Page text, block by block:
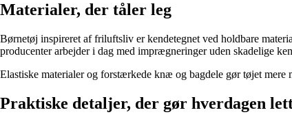
Materialer, der tåler leg
Børnetøj inspireret af friluftsliv er kendetegnet ved holdbare
producenter arbejder i dag med imprægneringer uden skadelige
Elastiske materialer og forstærkede knæ og bagdele gør tøjet
Praktiske detaljer, der gør hverdagen